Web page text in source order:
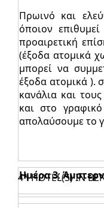
Πρωινό και
όποιον
προαιρετική
(έξοδα ατομικά
μπορεί να
έξοδα ατομικά ).
κανάλια και
και στο
απολαύσουμε το
Ημέρα 3:
4* HOTEL(S) IN